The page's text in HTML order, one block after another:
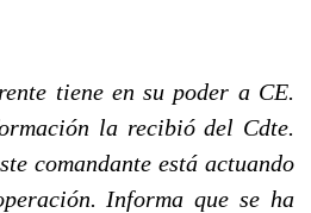
tiene en su poder a CE.
la recibió del Cdte.
comandante está actuando
Informa que se ha